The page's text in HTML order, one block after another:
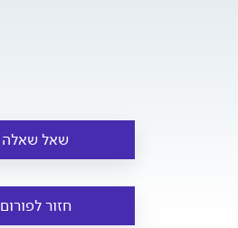
שאל שאלה
חזור לפורום